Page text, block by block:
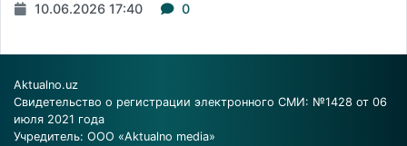
10.06.2026 17:40 0
Aktualno.uz
Свидетельство о регистрации электронного СМИ: №1428 от 06
июля 2021 года
Учредитель: ООО «Aktualno media»